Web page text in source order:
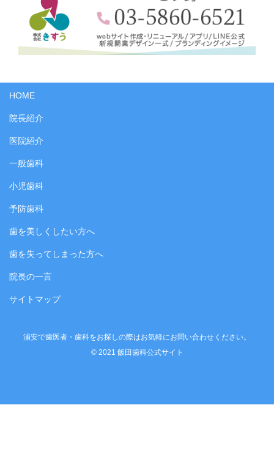
HOME
院長紹介
医院紹介
一般歯科
小児歯科
予防歯科
歯を美しくしたい方へ
歯を失ってしまった方へ
院長の一言
サイトマップ
浦安で歯医者・歯科をお探しの際はお気軽にお問い合わせください。
© 2021 飯田歯科公式サイト